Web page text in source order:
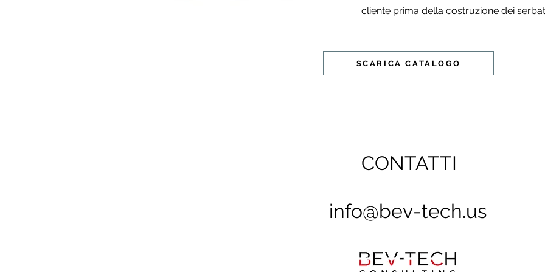
cliente prima della costruzione dei
SCARICA CATALOGO
CONTATTI
info@bev-tech.us